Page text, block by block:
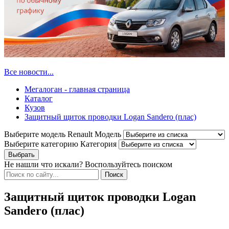
Все новости...
Мегалоган - главная страница
Каталог
Кузов
Защитный щиток проводки Logan Sandero (плас)
Выберите модель Renault Модель
Выберите категорию Категория
Не нашли что искали? Воспользуйтесь поиском
Защитный щиток проводки Logan
Sandero (плас)